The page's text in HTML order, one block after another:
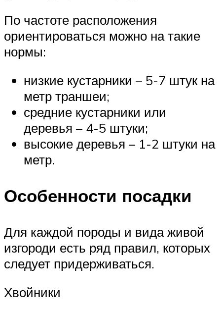
По частоте расположения
ориентироваться можно на такие
нормы:
низкие кустарники – 5-7 штук на
метр траншеи;
средние кустарники или
деревья – 4-5 штуки;
высокие деревья – 1-2 штуки на
метр.
Особенности посадки
Для каждой породы и вида живой
изгороди есть ряд правил, которых
следует придерживаться.
Хвойники